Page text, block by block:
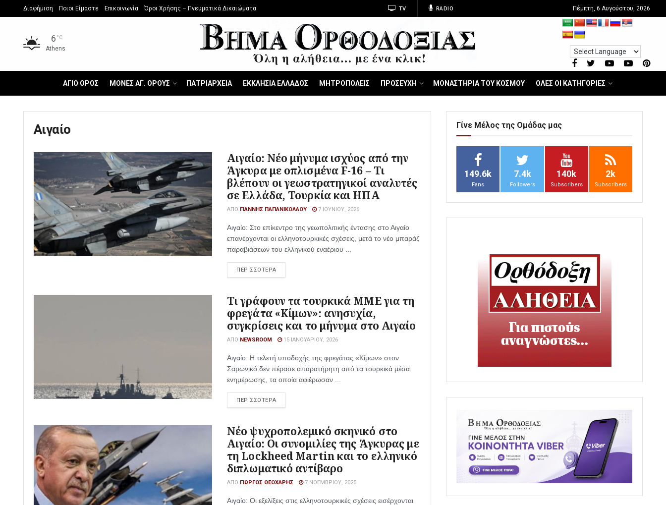
Διαφήμιση Ποιοι Είμαστε Επικοινωνία Όροι Χρήσης – Πνευματικά Δικαιώματα TV RADIO Πέμπτη, 6 Αυγούστου, 2026
6 °C
Athens
ΑΓΙΟ ΟΡΟΣ ΜΟΝΕΣ ΑΓ. ΟΡΟΥΣ ΠΑΤΡΙΑΡΧΕΙΑ ΕΚΚΛΗΣΙΑ ΕΛΛΑΔΟΣ ΜΗΤΡΟΠΟΛΕΙΣ ΠΡΟΣΕΥΧΗ ΜΟΝΑΣΤΗΡΙΑ ΤΟΥ ΚΟΣΜΟΥ ΟΛΕΣ ΟΙ ΚΑΤΗΓΟΡΙΕΣ
Αιγαίο
Αιγαίο: Νέο μήνυμα ισχύος από την
Άγκυρα με οπλισμένα F-16 – Τι
βλέπουν οι γεωστρατηγικοί αναλυτές
σε Ελλάδα, Τουρκία και ΗΠΑ
ΑΠΌ ΓΙΆΝΝΗΣ ΠΑΠΑΝΙΚΟΛΆΟΥ 7 ΙΟΥΝΊΟΥ, 2026
Αιγαίο: Στο επίκεντρο της γεωπολιτικής έντασης στο Αιγαίο
επανέρχονται οι ελληνοτουρκικές σχέσεις, μετά το νέο μπαράζ
παραβιάσεων του ελληνικού εναέριου ...
ΠΕΡΙΣΣΟΤΕΡΑ
Τι γράφουν τα τουρκικά ΜΜΕ για τη
φρεγάτα «Κίμων»: ανησυχία,
συγκρίσεις και το μήνυμα στο Αιγαίο
ΑΠΌ NEWSROOM 15 ΙΑΝΟΥΑΡΊΟΥ, 2026
Αιγαίο: Η τελετή υποδοχής της φρεγάτας «Κίμων» στον
Σαρωνικό δεν πέρασε απαρατήρητη από τα τουρκικά μέσα
ενημέρωσης, τα οποία αφιέρωσαν ...
ΠΕΡΙΣΣΟΤΕΡΑ
Νέο ψυχροπολεμικό σκηνικό στο
Αιγαίο: Οι συνομιλίες της Άγκυρας με
τη Lockheed Martin και το ελληνικό
διπλωματικό αντίβαρο
ΑΠΌ ΓΙΏΡΓΟΣ ΘΕΟΧΆΡΗΣ 7 ΝΟΕΜΒΡΊΟΥ, 2025
Αιγαίο: Οι εξελίξεις στις ελληνοτουρκικές σχέσεις εισέρχονται
Γίνε Μέλος της Ομάδας μας
149.6k
Fans
7.4k
Followers
140k
Subscribers
2k
Subscribers